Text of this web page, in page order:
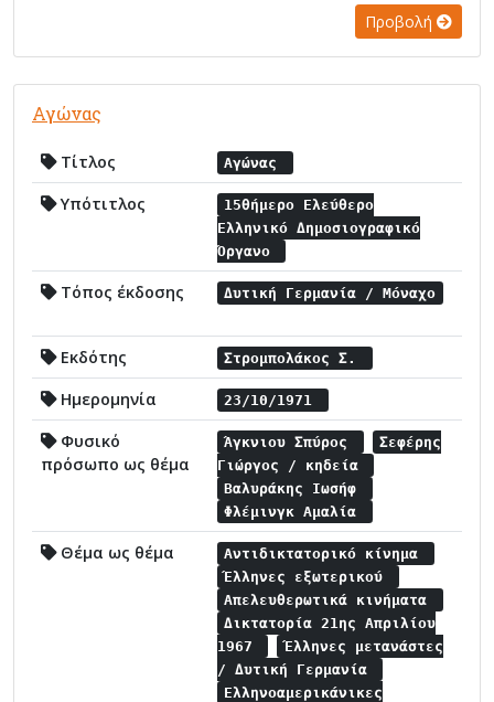
Προβολή
Αγώνας
Τίτλος Αγώνας
Υπότιτλος
15θήμερο Ελεύθερο
Ελληνικό Δημοσιογραφικό
Όργανο
Τόπος έκδοσης Δυτική Γερμανία / Μόναχο
Εκδότης Στρομπολάκος Σ.
Ημερομηνία 23/10/1971
Φυσικό
πρόσωπο ως θέμα
Άγκνιου Σπύρος
Σεφέρης
Γιώργος / κηδεία
Βαλυράκης Ιωσήφ
Φλέμινγκ Αμαλία
Θέμα ως θέμα
Αντιδικτατορικό κίνημα
Έλληνες εξωτερικού
Απελευθερωτικά κινήματα
Δικτατορία 21ης Απριλίου
1967
Έλληνες μετανάστες
/ Δυτική Γερμανία
Ελληνοαμερικάνικες